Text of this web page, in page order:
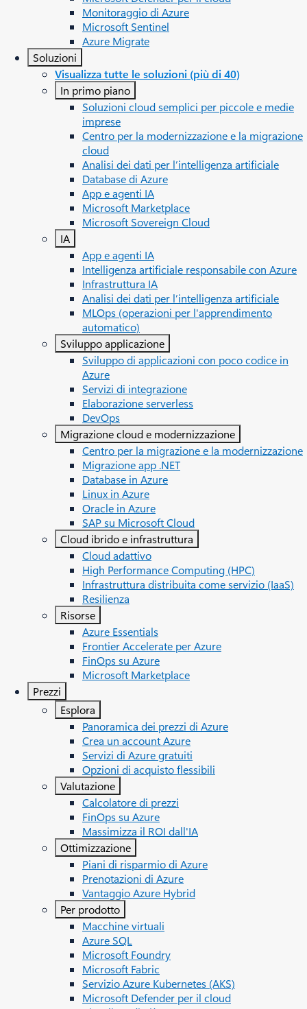
Monitoraggio di Azure
Microsoft Sentinel
Azure Migrate
Soluzioni
Visualizza tutte le soluzioni (più di 40)
In primo piano
Soluzioni cloud semplici per piccole e medie
imprese
Centro per la modernizzazione e la migrazione
cloud
Analisi dei dati per l’intelligenza artificiale
Database di Azure
App e agenti IA
Microsoft Marketplace
Microsoft Sovereign Cloud
IA
App e agenti IA
Intelligenza artificiale responsabile con Azure
Infrastruttura IA
Analisi dei dati per l’intelligenza artificiale
MLOps (operazioni per l'apprendimento
automatico)
Sviluppo applicazione
Sviluppo di applicazioni con poco codice in
Azure
Servizi di integrazione
Elaborazione serverless
DevOps
Migrazione cloud e modernizzazione
Centro per la migrazione e la modernizzazione
Migrazione app .NET
Database in Azure
Linux in Azure
Oracle in Azure
SAP su Microsoft Cloud
Cloud ibrido e infrastruttura
Cloud adattivo
High Performance Computing (HPC)
Infrastruttura distribuita come servizio (IaaS)
Resilienza
Risorse
Azure Essentials
Frontier Accelerate per Azure
FinOps su Azure
Microsoft Marketplace
Prezzi
Esplora
Panoramica dei prezzi di Azure
Crea un account Azure
Servizi di Azure gratuiti
Opzioni di acquisto flessibili
Valutazione
Calcolatore di prezzi
FinOps su Azure
Massimizza il ROI dall'IA
Ottimizzazione
Piani di risparmio di Azure
Prenotazioni di Azure
Vantaggio Azure Hybrid
Per prodotto
Macchine virtuali
Azure SQL
Microsoft Foundry
Microsoft Fabric
Servizio Azure Kubernetes (AKS)
Microsoft Defender per il cloud